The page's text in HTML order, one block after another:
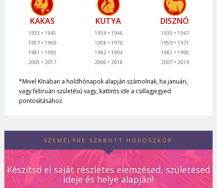
KAKAS
1933
1945
1957
1969
1981
1993
2005
2017
KUTYA
1934
1946
1958
1970
1982
1994
2006
2018
DISZNÓ
1935
1947
1959
1971
1983
1995
2007
2019
*Mivel Kínában a holdhónapok alapján számolnak, ha januári,
vagy februári születésű vagy, kattints ide a csillagjegyed
pontosításához.
SZEMÉLYRE SZABOTT HOROSZKÓP
Készítsd el saját részletes elemzésed, születésed
ideje és helye alapján!